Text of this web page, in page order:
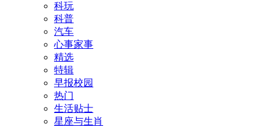
科玩
科普
汽车
心事家事
精选
特辑
早报校园
热门
生活贴士
星座与生肖